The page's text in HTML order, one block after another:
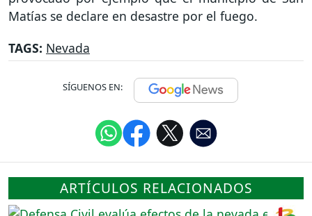
Matías se declare en desastre por el fuego.
TAGS: Nevada
SÍGUENOS EN:
ARTÍCULOS RELACIONADOS